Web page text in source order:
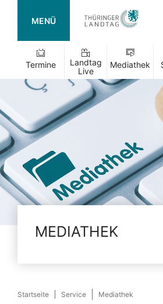
MENÜ
Termine
Landtag
Live
Mediathek
MEDIATHEK
Startseite Service Mediathek